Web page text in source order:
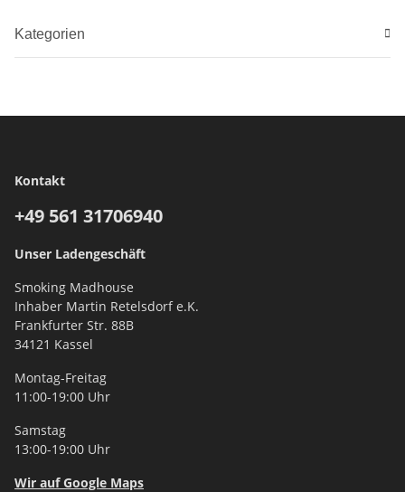
Kategorien
Kontakt
+49 561 31706940
Unser Ladengeschäft
Smoking Madhouse
Inhaber Martin Retelsdorf e.K.
Frankfurter Str. 88B
34121 Kassel
Montag-Freitag
11:00-19:00 Uhr
Samstag
13:00-19:00 Uhr
Wir auf Google Maps